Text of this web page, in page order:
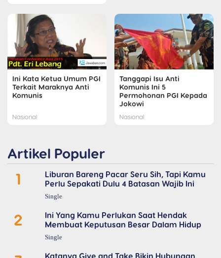
Ini Kata Ketua Umum PGI
Terkait Maraknya Anti
Komunis
Nasional
Tanggapi Isu Anti
Komunis Ini 5
Permohonan PGI Kepada
Jokowi
Nasional
Artikel Populer
1
Liburan Bareng Pacar Seru Sih, Tapi Kamu
Perlu Sepakati Dulu 4 Batasan Wajib Ini
Single
2
Ini Yang Kamu Perlukan Saat Hendak
Membuat Keputusan Besar Dalam Hidup
Single
Katanya Give and Take Bikin Hubungan